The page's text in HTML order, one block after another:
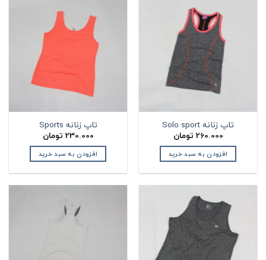
تاپ زنانه Solo sport
260.000 تومان
افزودن به سبد خرید
تاپ زنانه Sports
230.000 تومان
افزودن به سبد خرید